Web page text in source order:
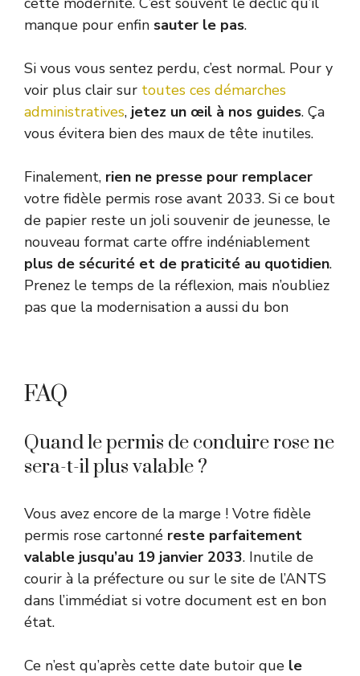
manque pour enfin sauter le pas.
Si vous vous sentez perdu, c’est normal. Pour y
voir plus clair sur toutes ces démarches
administratives, jetez un œil à nos guides. Ça
vous évitera bien des maux de tête inutiles.
Finalement, rien ne presse pour remplacer
votre fidèle permis rose avant 2033. Si ce bout
de papier reste un joli souvenir de jeunesse, le
nouveau format carte offre indéniablement
plus de sécurité et de praticité au quotidien.
Prenez le temps de la réflexion, mais n’oubliez
pas que la modernisation a aussi du bon
FAQ
Quand le permis de conduire rose ne
sera-t-il plus valable ?
Vous avez encore de la marge ! Votre fidèle
permis rose cartonné reste parfaitement
valable jusqu’au 19 janvier 2033. Inutile de
courir à la préfecture ou sur le site de l’ANTS
dans l’immédiat si votre document est en bon
état.
Ce n’est qu’après cette date butoir que le